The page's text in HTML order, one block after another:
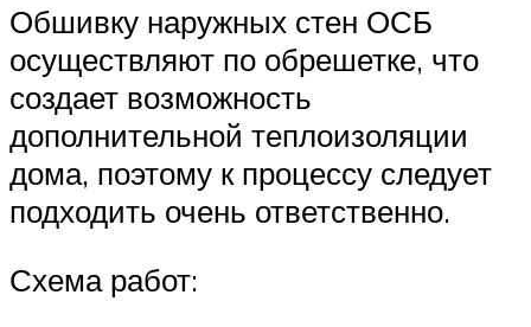
Обшивку наружных стен ОСБ
осуществляют по обрешетке, что
создает возможность
дополнительной теплоизоляции
дома, поэтому к процессу следует
подходить очень ответственно.
Схема работ: